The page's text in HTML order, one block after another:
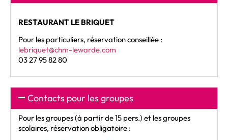
RESTAURANT LE BRIQUET
Pour les particuliers, réservation conseillée :
lebriquet@chm-lewarde.com
03 27 95 82 80
Contacts pour les groupes
Pour les groupes (à partir de 15 pers.) et les groupes
scolaires, réservation obligatoire :